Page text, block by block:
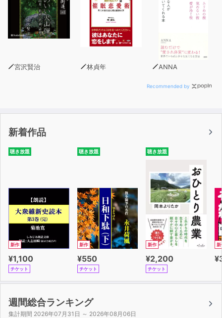
宮沢賢治 林貞年 ANNA
Recommended by
新着作品
聴き放題
新作
¥1,100
チケット
聴き放題
新作
¥550
チケット
聴き放題
新作
¥2,200
チケット
新
週間総合ランキング
集計期間 2026年07月31日 ～ 2026年08月06日